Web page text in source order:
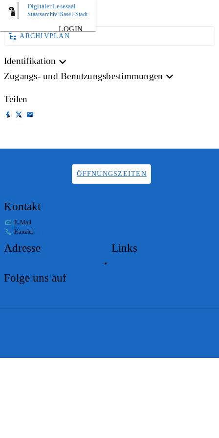
Digitaler Lesesaal
Staatsarchiv Basel-Stadt
LOGIN
AKTE
ARCHIVPLAN
Identifikation
Zugangs- und Benutzungsbestimmungen
Teilen
ÖFFNUNGSZEITEN
Kontakt
E-Mail
Kanzlei
Adresse Links
Folge uns auf